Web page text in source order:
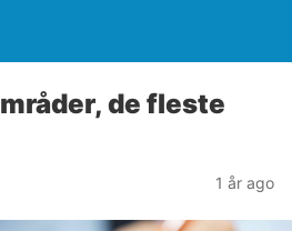
de fleste
1 år ago